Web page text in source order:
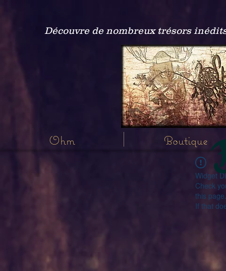
Découvre de nombreux trésors
Ohm Boutique
Widget
Check
this page.
If that